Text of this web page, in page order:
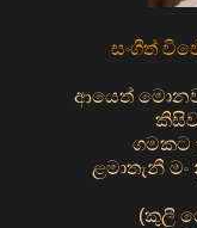
සංගීත්
ආයෙත්
ගමකට
ළමාතැනී
(කුලී